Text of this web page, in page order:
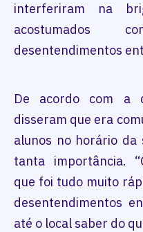
interferiram na
acostumados
desentendimentos
De acordo com a
disseram que era
alunos no horário da
tanta importância.
que foi tudo muito
desentendimentos
até o local saber do